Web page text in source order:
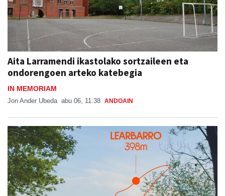
Aita Larramendi ikastolako sortzaileen eta
ondorengoen arteko katebegia
IN MEMORIAM
Jon Ander Ubeda abu 06, 11:38 ANDOAIN